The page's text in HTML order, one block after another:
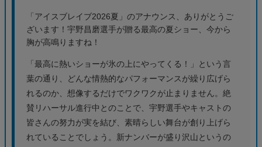
「アイスブレイブ2026夏」のアナウンス、ありがとうご
ざいます！宇野昌磨選手が贈る最高の夏ショー、今から
胸が高鳴りますね！
「最高に熱いショーが氷の上にやってくる！」という言
葉の通り、どんな情熱的なパフォーマンスが繰り広げら
れるのか、想像するだけでワクワクが止まりません。絶
賛リハーサル進行中とのことで、宇野選手やキャストの
皆さんの努力が実を結び、素晴らしい舞台が創り上げら
れていることでしょう。新ナンバーが盛り沢山というの